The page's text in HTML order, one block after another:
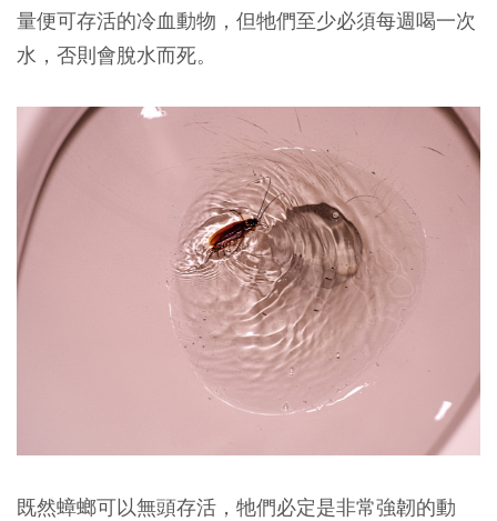
量便可存活的冷血動物， 但牠們至少必須每週喝一次
水，否則會脫水而死。
既然蟑螂可以無頭存活，牠們必定是非常強韌的動